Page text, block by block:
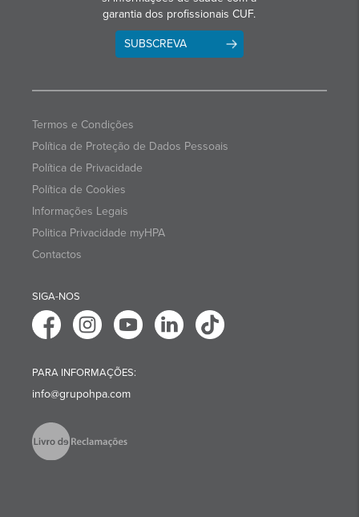
garantia dos profissionais CUF.
SUBSCREVA
Termos e Condições
Política de Proteção de Dados Pessoais
Política de Privacidade
Política de Cookies
Informações Legais
Politica Privacidade myHPA
Contactos
SIGA-NOS
PARA INFORMAÇÕES:
info@grupohpa.com